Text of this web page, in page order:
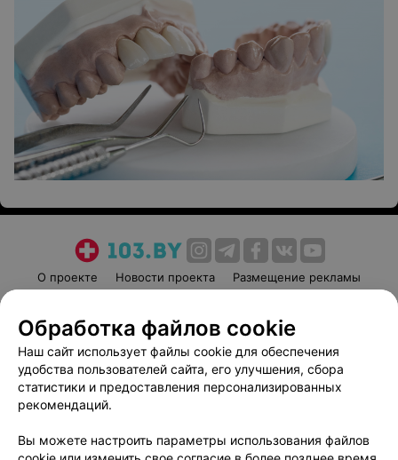
О проекте Новости проекта
Размещение рекламы
Пользовательское соглашение
Способы оплаты
Вакансии
Партнеры
Написать руководителю 103.by
Обработка персональных данных
Обработка файлов cookie
Наш сайт использует файлы cookie для обеспечения
удобства пользователей сайта, его улучшения, сбора
статистики и предоставления персонализированных
рекомендаций.
Вы можете настроить параметры использования файлов